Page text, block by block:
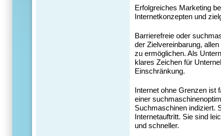
Erfolgreiches Marketing
Internetkonzepten und
Barrierefreie oder
der Zielvereinbarung,
zu ermöglichen. Als
klares Zeichen für
Einschränkung.
Internet ohne Grenzen ist
einer
Suchmaschinen indiziert.
Internetauftritt. Sie sind
und schneller.